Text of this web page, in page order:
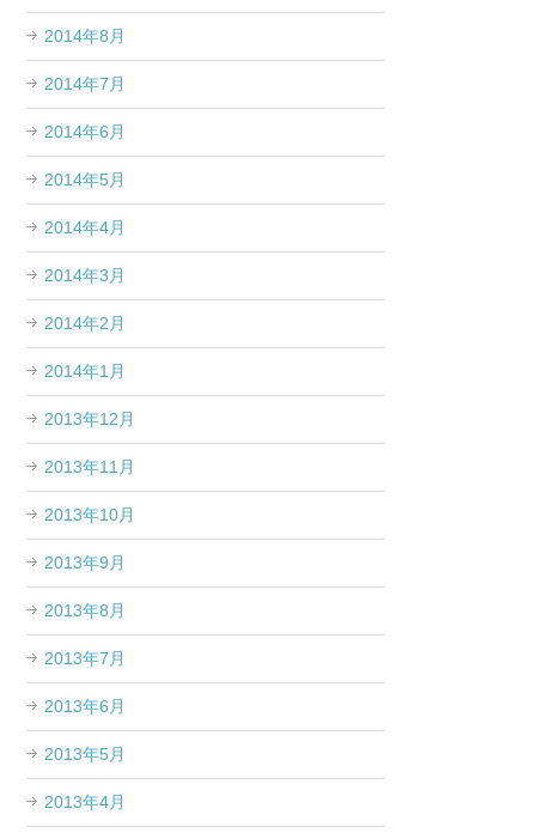
2014年8月
2014年7月
2014年6月
2014年5月
2014年4月
2014年3月
2014年2月
2014年1月
2013年12月
2013年11月
2013年10月
2013年9月
2013年8月
2013年7月
2013年6月
2013年5月
2013年4月